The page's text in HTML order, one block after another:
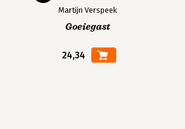
Martijn Verspeek
Goeiegast
24,34